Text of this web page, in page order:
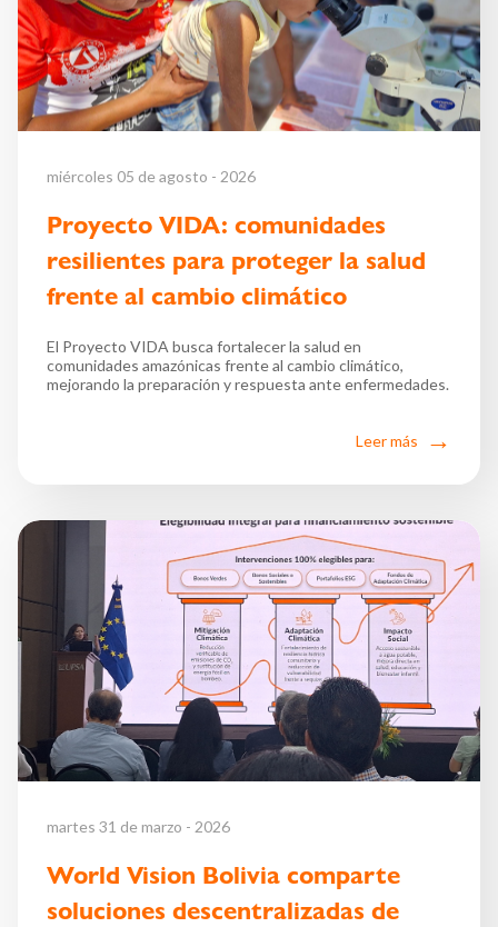
miércoles 05 de agosto - 2026
Proyecto VIDA: comunidades
resilientes para proteger la salud
frente al cambio climático
El Proyecto VIDA busca fortalecer la salud en
comunidades amazónicas frente al cambio climático,
mejorando la preparación y respuesta ante enfermedades.
Leer más
martes 31 de marzo - 2026
World Vision Bolivia comparte
soluciones descentralizadas de